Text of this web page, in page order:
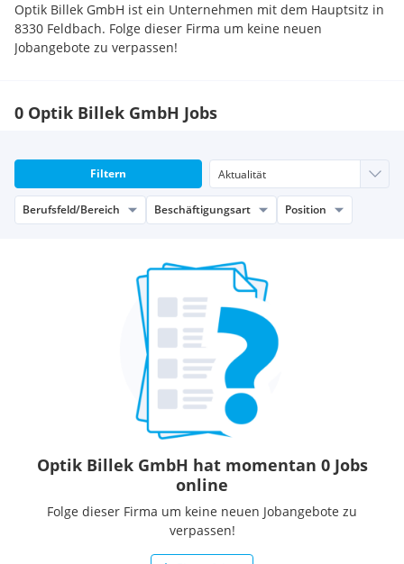
Optik Billek GmbH ist ein Unternehmen mit dem Hauptsitz in
8330 Feldbach. Folge dieser Firma um keine neuen
Jobangebote zu verpassen!
0 Optik Billek GmbH Jobs
Filtern
Berufsfeld/Bereich Beschäftigungsart Position
Optik Billek GmbH hat momentan 0 Jobs
online
Folge dieser Firma um keine neuen Jobangebote zu
verpassen!